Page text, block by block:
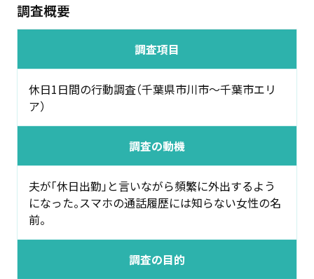
調査概要
調査項目
休日1日間の行動調査（千葉県市川市～千葉市エリ
ア）
調査の動機
夫が「休日出勤」と言いながら頻繁に外出するよう
になった。スマホの通話履歴には知らない女性の名
前。
調査の目的